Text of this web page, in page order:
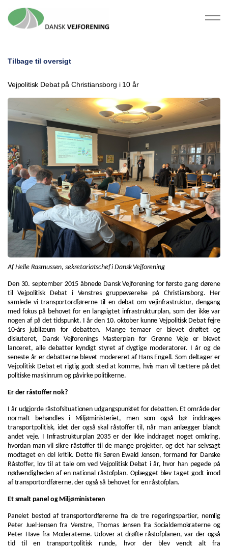
Tilbage til oversigt
Vejpolitisk Debat på Christiansborg i 10 år
Af Helle Rasmussen, sekretariatschef i Dansk Vejforening
Den 30. september 2015 åbnede Dansk Vejforening for første gang dørene
til Vejpolitisk Debat i Venstres gruppeværelse på Christiansborg. Her
samlede vi transportordførerne til en debat om vejinfrastruktur, dengang
med fokus på behovet for en langsigtet infrastrukturplan, som der ikke var
nogen af på det tidspunkt. I år den 10. oktober kunne Vejpolitisk Debat fejre
10-års jubilæum for debatten. Mange temaer er blevet drøftet og
diskuteret, Dansk Vejforenings Masterplan for Grønne Veje er blevet
lanceret, alle debatter kyndigt styret af dygtige moderatorer. I år og de
seneste år er debatterne blevet modereret af Hans Engell. Som deltager er
Vejpolitisk Debat et rigtig godt sted at komme, hvis man vil tættere på det
politiske maskinrum og påvirke politikerne.
Er der råstoffer nok?
I år udgjorde råstofsituationen udgangspunktet for debatten. Et område der
normalt behandles i Miljøministeriet, men som også bør inddrages
transportpolitisk, idet der også skal råstoffer til, når man anlægger blandt
andet veje. I Infrastrukturplan 2035 er der ikke inddraget noget omkring,
hvordan man vil sikre råstoffer til de mange projekter, og det har selvsagt
modtaget en del kritik. Dette fik Søren Ewald Jensen, formand for Danske
Råstoffer, lov til at tale om ved Vejpolitisk Debat i år, hvor han pegede på
nødvendigheden af en national råstofplan. Oplægget blev taget godt imod
af transportordførerne, der også så behovet for en råstofplan.
Et smalt panel og Miljøministeren
Panelet bestod af transportordførerne fra de tre regeringspartier, nemlig
Peter Juel-Jensen fra Venstre, Thomas Jensen fra Socialdemokraterne og
Peter Have fra Moderaterne. Udover at drøfte råstofplanen, var der også
tid til en transportpolitisk runde, hvor der blev vendt alt fra